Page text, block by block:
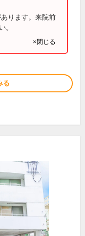
ります。来院前
。
×閉じる
る